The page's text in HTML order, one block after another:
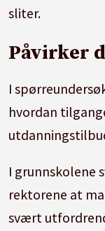
sliter.
Påvirker
I
hvordan
I grunnskolene
rektorene at
svært